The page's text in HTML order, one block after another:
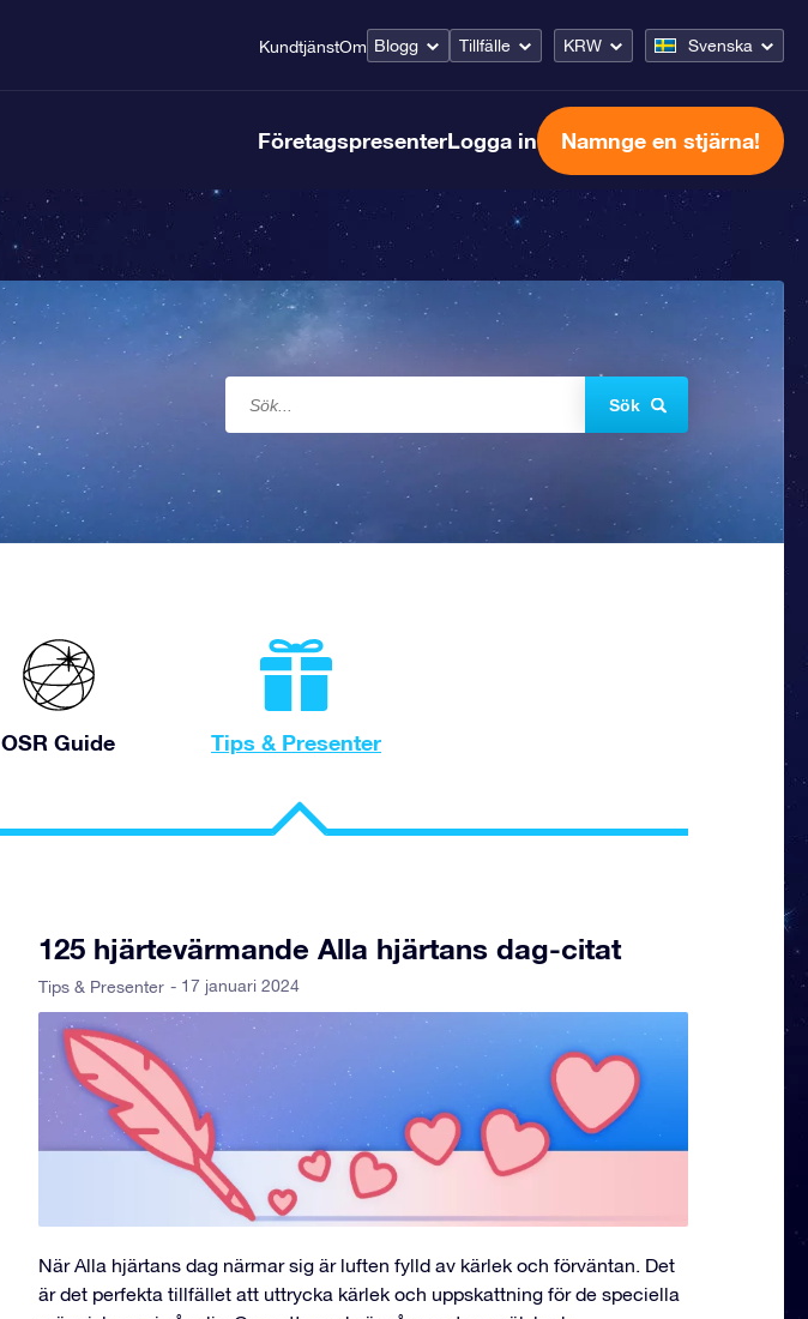
KundtjänstOm Blogg Tillfälle KRW Svenska
FöretagspresenterLogga in Namnge en stjärna!
Sök
OSR Guide Tips & Presenter
125 hjärtevärmande Alla hjärtans dag-citat
Tips & Presenter - 17 januari 2024
När Alla hjärtans dag närmar sig är luften fylld av kärlek och förväntan. Det
är det perfekta tillfället att uttrycka kärlek och uppskattning för de speciella